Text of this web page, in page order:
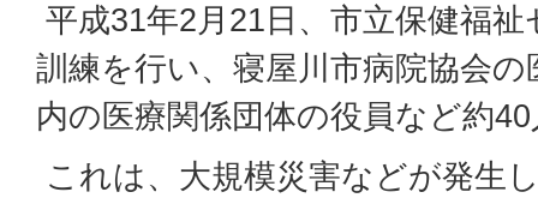
平成31年2月21日、市立保健福
訓練を行い、寝屋川市病院協会
内の医療関係団体の役員など約
これは、大規模災害などが発生